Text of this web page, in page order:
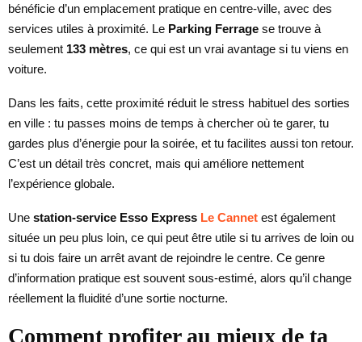
bénéficie d’un emplacement pratique en centre-ville, avec des
services utiles à proximité. Le Parking Ferrage se trouve à
seulement 133 mètres, ce qui est un vrai avantage si tu viens en
voiture.
Dans les faits, cette proximité réduit le stress habituel des sorties
en ville : tu passes moins de temps à chercher où te garer, tu
gardes plus d’énergie pour la soirée, et tu facilites aussi ton retour.
C’est un détail très concret, mais qui améliore nettement
l’expérience globale.
Une station-service Esso Express Le Cannet est également
située un peu plus loin, ce qui peut être utile si tu arrives de loin ou
si tu dois faire un arrêt avant de rejoindre le centre. Ce genre
d’information pratique est souvent sous-estimé, alors qu’il change
réellement la fluidité d’une sortie nocturne.
Comment profiter au mieux de ta